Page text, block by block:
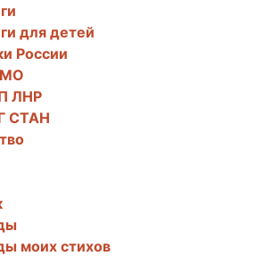
для детей
России
ЛНР
СТАН
моих стихов